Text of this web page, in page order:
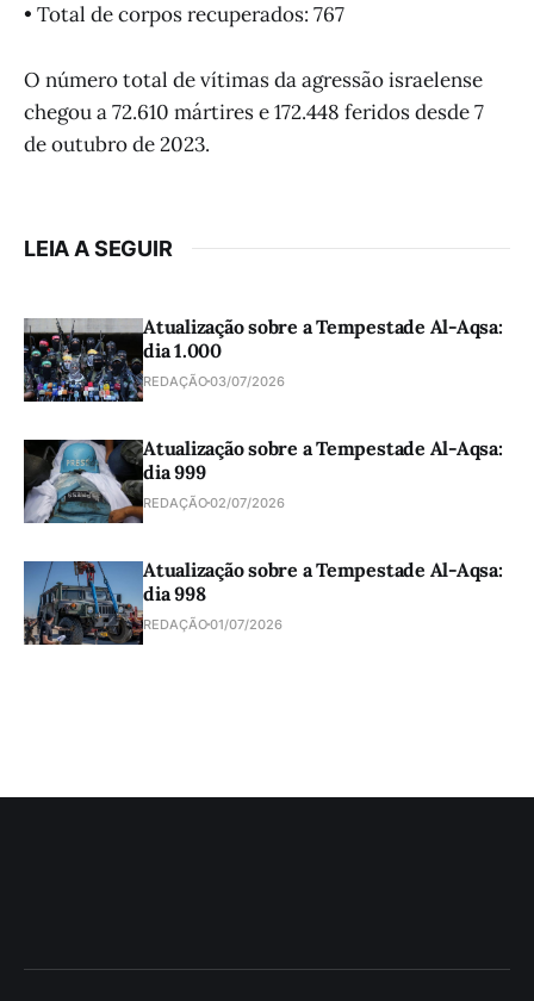
• Total de corpos recuperados: 767
O número total de vítimas da agressão israelense
chegou a 72.610 mártires e 172.448 feridos desde 7
de outubro de 2023.
LEIA A SEGUIR
Atualização sobre a Tempestade Al-Aqsa:
dia 1.000
REDAÇÃO03/07/2026
Atualização sobre a Tempestade Al-Aqsa:
dia 999
REDAÇÃO02/07/2026
Atualização sobre a Tempestade Al-Aqsa:
dia 998
REDAÇÃO01/07/2026